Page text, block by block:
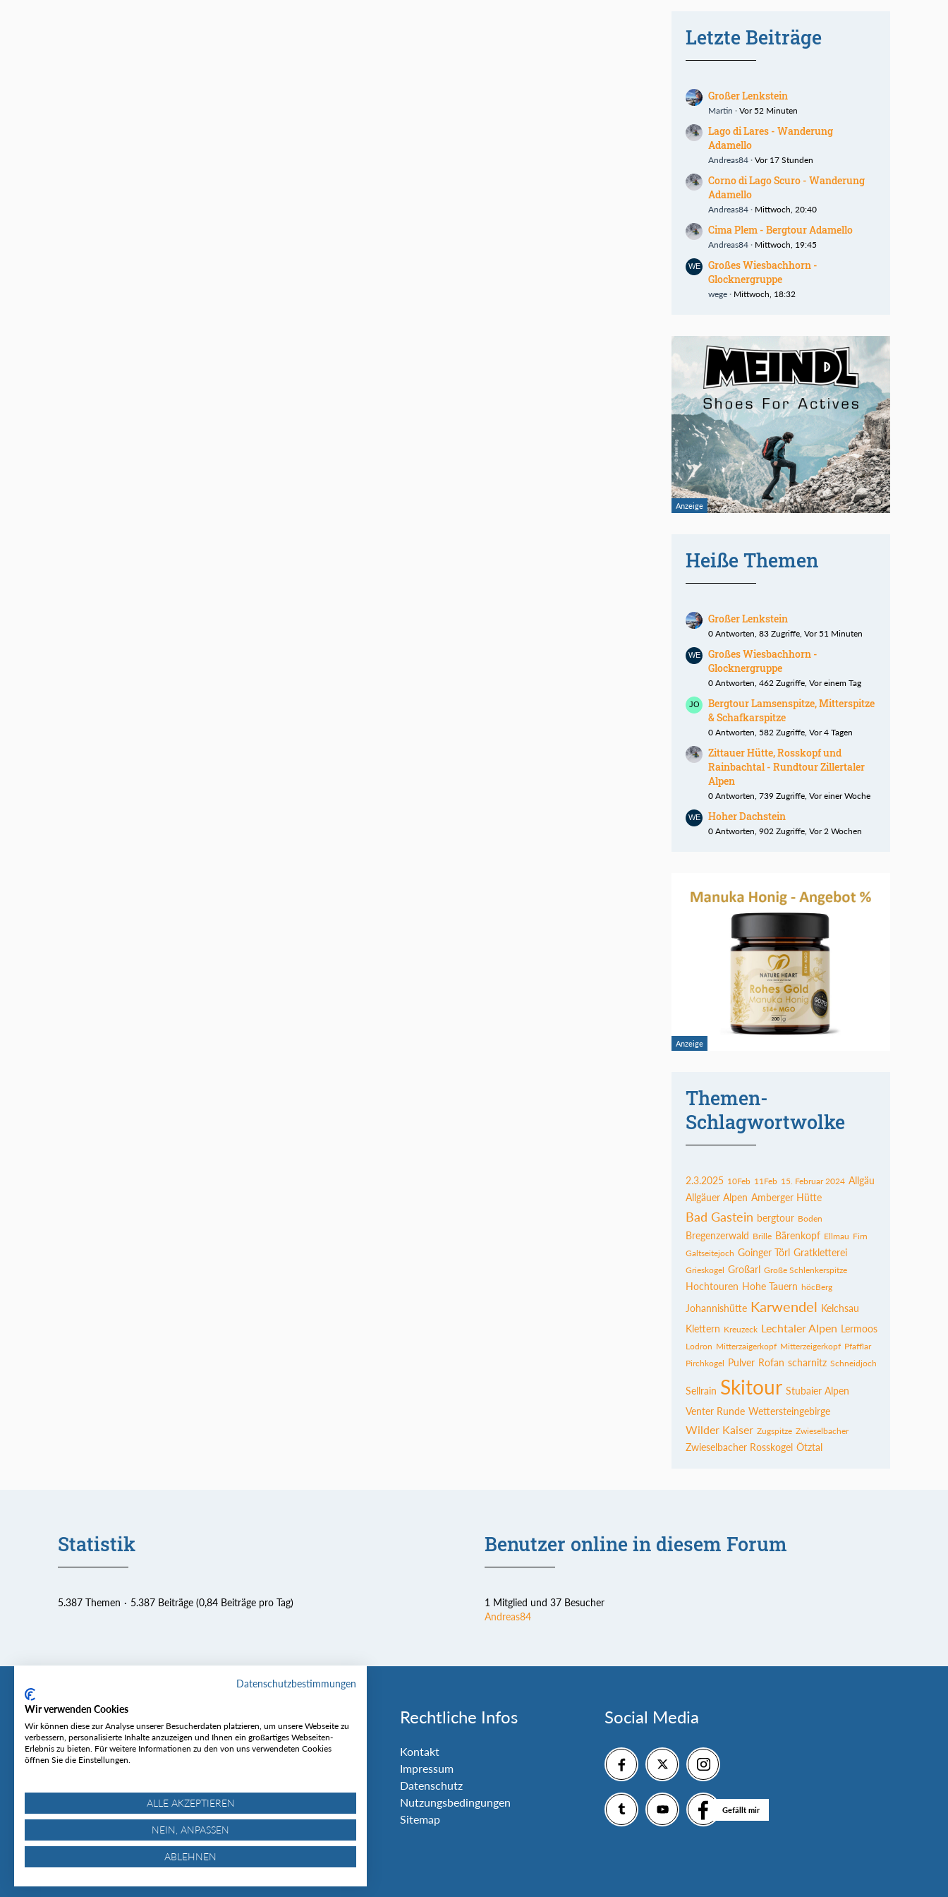
Letzte Beiträge
Großer Lenkstein
Martin Vor 52 Minuten
Lago di Lares - Wanderung
Adamello
Andreas84 Vor 17 Stunden
Corno di Lago Scuro - Wanderung
Adamello
Andreas84 Mittwoch, 20:40
Cima Plem - Bergtour Adamello
Andreas84 Mittwoch, 19:45
Großes Wiesbachhorn -
Glocknergruppe
wege Mittwoch, 18:32
Heiße Themen
Großer Lenkstein
0 Antworten, 83 Zugriffe, Vor 51 Minuten
Großes Wiesbachhorn -
Glocknergruppe
0 Antworten, 462 Zugriffe, Vor einem Tag
Bergtour Lamsenspitze, Mitterspitze
& Schafkarspitze
0 Antworten, 582 Zugriffe, Vor 4 Tagen
Zittauer Hütte, Rosskopf und
Rainbachtal - Rundtour Zillertaler
Alpen
0 Antworten, 739 Zugriffe, Vor einer Woche
Hoher Dachstein
0 Antworten, 902 Zugriffe, Vor 2 Wochen
Themen-
Schlagwortwolke
2.3.2025 10Feb 11Feb 15. Februar 2024 Allgäu
Allgäuer Alpen Amberger Hütte
Bad Gastein bergtour Boden
Bregenzerwald Brille Bärenkopf Ellmau Firn
Galtseitejoch Goinger Törl Gratkletterei
Grieskogel Großarl Große Schlenkerspitze
Hochtouren Hohe Tauern höcBerg
Johannishütte Karwendel Kelchsau
Klettern Kreuzeck Lechtaler Alpen Lermoos
Lodron Mitterzaigerkopf Mitterzeigerkopf Pfafflar
Pirchkogel Pulver Rofan scharnitz Schneidjoch
Sellrain Skitour Stubaier Alpen
Venter Runde Wettersteingebirge
Wilder Kaiser Zugspitze Zwieselbacher
Zwieselbacher Rosskogel Ötztal
Statistik
5.387 Themen 5.387 Beiträge (0,84 Beiträge pro Tag)
Benutzer online in diesem Forum
1 Mitglied und 37 Besucher
Andreas84
Tourentipp
Über uns
Wetter & Lawinenlage
Rechtliche Infos
Kontakt
Impressum
Datenschutz
Nutzungsbedingungen
Sitemap
Social Media
Gefällt mir
© Tourentipp.com 2025
Datenschutzbestimmungen
Wir verwenden Cookies
Wir können diese zur Analyse unserer Besucherdaten platzieren, um unsere Webseite zu
verbessern, personalisierte Inhalte anzuzeigen und Ihnen ein großartiges Webseiten-
Erlebnis zu bieten. Für weitere Informationen zu den von uns verwendeten Cookies
öffnen Sie die Einstellungen.
ALLE AKZEPTIEREN
NEIN, ANPASSEN
ABLEHNEN